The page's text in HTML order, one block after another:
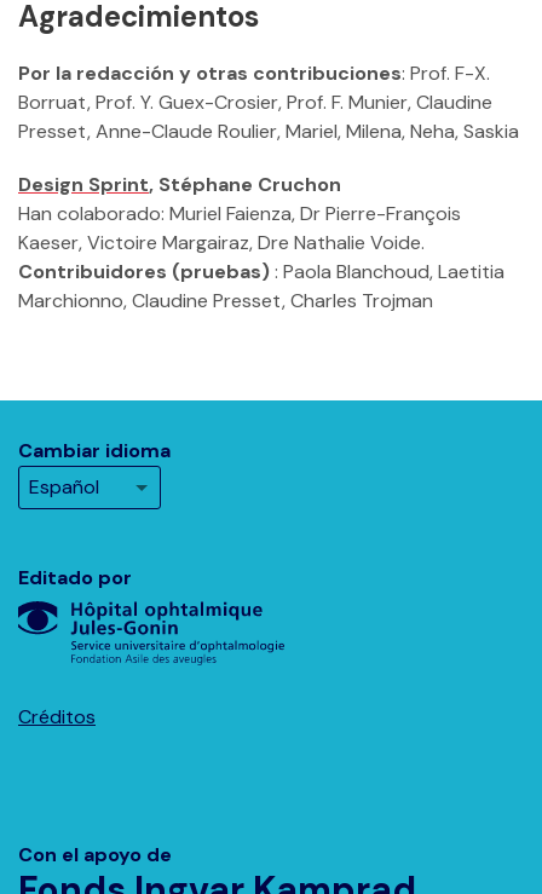
Agradecimientos
Por la redacción y otras contribuciones: Prof. F-X.
Borruat, Prof. Y. Guex-Crosier, Prof. F. Munier, Claudine
Presset, Anne-Claude Roulier, Mariel, Milena, Neha, Saskia
Design Sprint, Stéphane Cruchon
Han colaborado: Muriel Faienza, Dr Pierre-François
Kaeser, Victoire Margairaz, Dre Nathalie Voide.
Contribuidores (pruebas): Paola Blanchoud, Laetitia
Marchionno, Claudine Presset, Charles Trojman
Editado por
Créditos
Con el apoyo de
Cambiar idioma